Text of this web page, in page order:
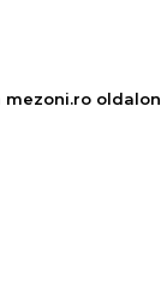
mezoni.ro oldalon